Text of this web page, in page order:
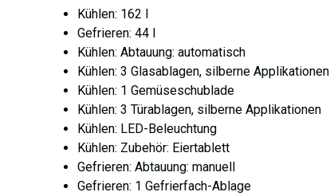
Kühlen: 162 l
Gefrieren: 44 l
Kühlen: Abtauung: automatisch
Kühlen: 3 Glasablagen, silberne Applikationen
Kühlen: 1 Gemüseschublade
Kühlen: 3 Türablagen, silberne Applikationen
Kühlen: LED-Beleuchtung
Kühlen: Zubehör: Eiertablett
Gefrieren: Abtauung: manuell
Gefrieren: 1 Gefrierfach-Ablage